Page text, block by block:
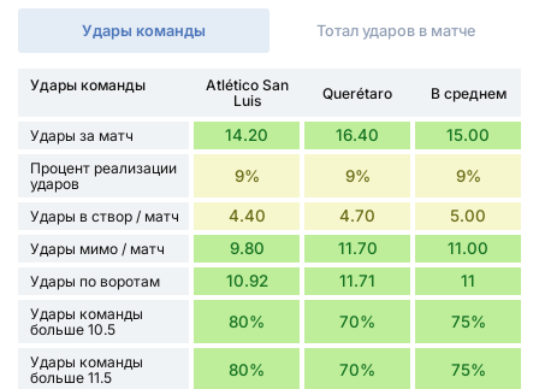
Удары команды Тотал ударов в матче
Удары команды
Atlético San
Luis
Querétaro В среднем
Удары за матч 14.20 16.40 15.00
Процент реализации
ударов
9% 9% 9%
Удары в створ / матч 4.40 4.70 5.00
Удары мимо / матч 9.80 11.70 11.00
Удары по воротам 10.92 11.71 11
Удары команды
больше 10.5
80% 70% 75%
Удары команды
больше 11.5
80% 70% 75%